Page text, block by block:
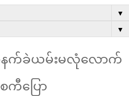
▼
▼
က်ခဲယမ်းမလုံလောက်
ပြော